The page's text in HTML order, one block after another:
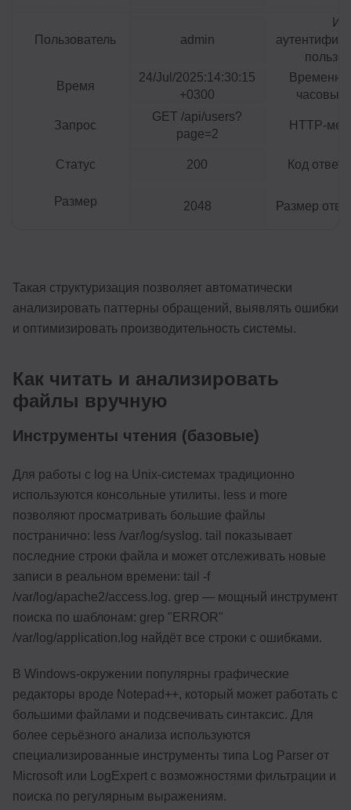
Пользователь admin
Время
24/Jul/2025:14:30:15
+0300
часовым
Запрос
GET /api/users?
page=2
HTTP-
Статус 200 Код
Размер 2048 Размер
Такая структуризация позволяет автоматически
анализировать паттерны обращений, выявлять ошибки
и оптимизировать производительность системы.
Как читать и анализировать
файлы вручную
Инструменты чтения (базовые)
Для работы с log на Unix-системах традиционно
используются консольные утилиты. less и more
позволяют просматривать большие файлы
постранично: less /var/log/syslog. tail показывает
последние строки файла и может отслеживать новые
записи в реальном времени: tail -f
/var/log/apache2/access.log. grep — мощный инструмент
поиска по шаблонам: grep "ERROR"
/var/log/application.log найдёт все строки с ошибками.
В Windows-окружении популярны графические
редакторы вроде Notepad++, который может работать с
большими файлами и подсвечивать синтаксис. Для
более серьёзного анализа используются
специализированные инструменты типа Log Parser от
Microsoft или LogExpert с возможностями фильтрации и
поиска по регулярным выражениям.